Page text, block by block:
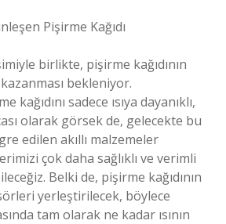
Pişirme Kağıdı
birlikte, pişirme kağıdının
bekleniyor.
kağıdını sadece ısıya dayanıklı,
olarak görsek de, gelecekte bu
edilen akıllı malzemeler
çok daha sağlıklı ve verimli
Belki de, pişirme kağıdının
yerleştirilecek, böylece
tam olarak ne kadar ısının